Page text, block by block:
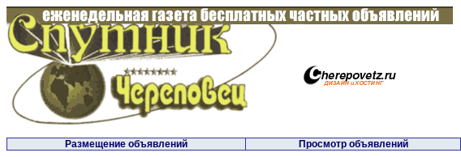
Размещение объявлений
Просмотр объявлений